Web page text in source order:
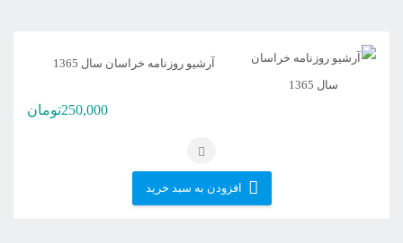
آرشیو روزنامه خراسان سال 1365
250,000تومان
افزودن به سبد خرید